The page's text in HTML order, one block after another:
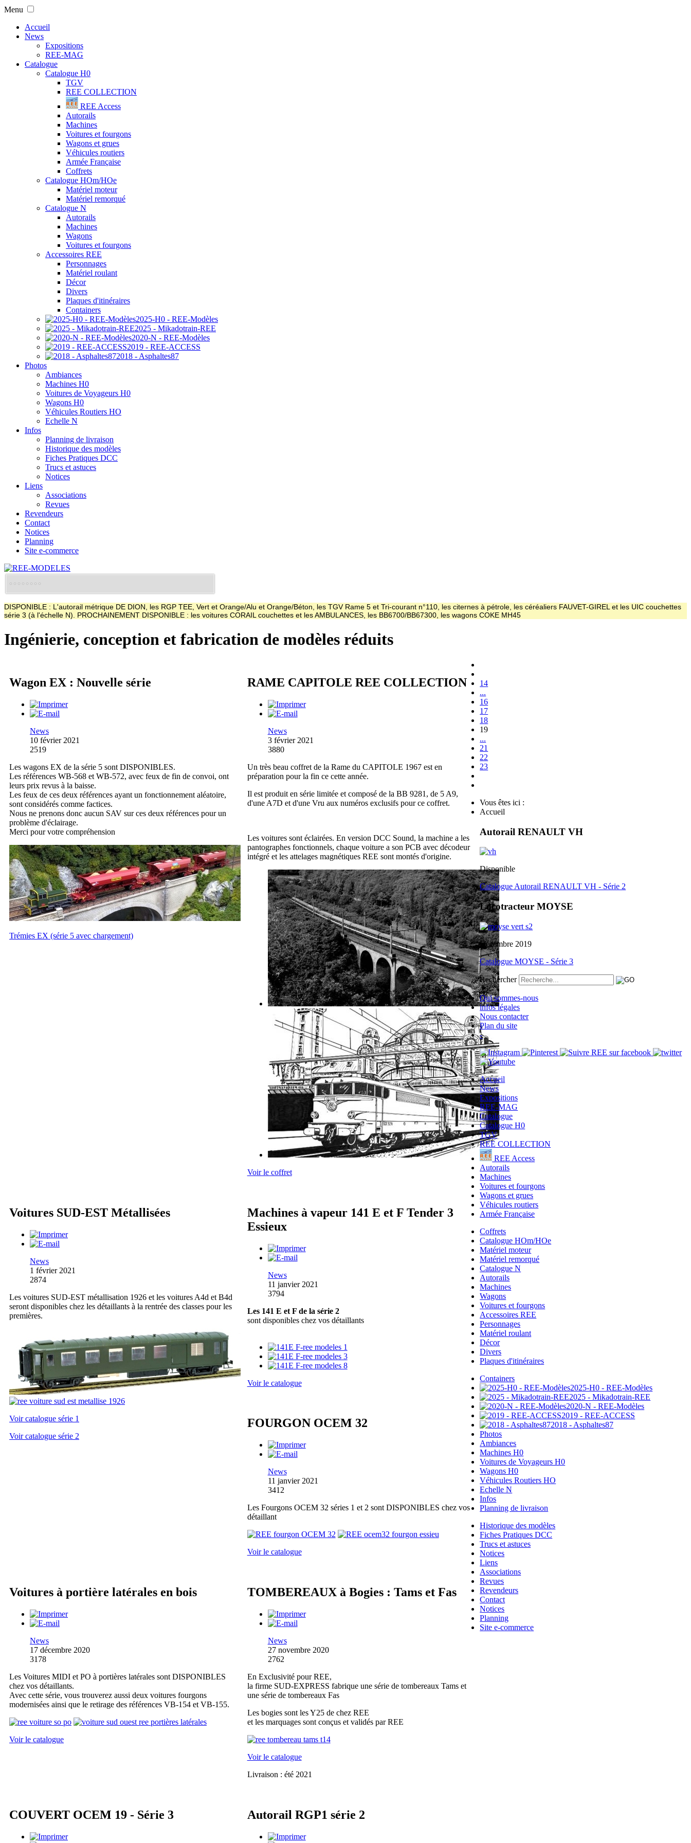
Menu
Accueil
News
Expositions
REE-MAG
Catalogue
Catalogue H0
TGV
REE COLLECTION
REE Access
Autorails
Machines
Voitures et fourgons
Wagons et grues
Véhicules routiers
Armée Française
Coffrets
Catalogue HOm/HOe
Matériel moteur
Matériel remorqué
Catalogue N
Autorails
Machines
Wagons
Voitures et fourgons
Accessoires REE
Personnages
Matériel roulant
Décor
Divers
Plaques d'itinéraires
Containers
2025-H0 - REE-Modèles
2025 - Mikadotrain-REE
2020-N - REE-Modèles
2019 - REE-ACCESS
2018 - Asphaltes87
Photos
Ambiances
Machines H0
Voitures de Voyageurs H0
Wagons H0
Véhicules Routiers HO
Echelle N
Infos
Planning de livraison
Historique des modèles
Fiches Pratiques DCC
Trucs et astuces
Notices
Liens
Associations
Revues
Revendeurs
Contact
Notices
Planning
Site e-commerce
DISPONIBLE : L'autorail métrique DE DION, les RGP TEE, Vert et Orange/Alu et Orange/Béton, les TGV Rame 5 et Tri-courant n°110, les citernes à pétrole, les céréaliers FAUVET-GIREL et les UIC couchettes
série 3 (à l'échelle N). PROCHAINEMENT DISPONIBLE : les voitures CORAIL couchettes et les AMBULANCES, les BB6700/BB67300, les wagons COKE MH45
Ingénierie, conception et fabrication de modèles réduits
Wagon EX : Nouvelle série
News
10 février 2021
2519
Les wagons EX de la série 5 sont DISPONIBLES.
Les références WB-568 et WB-572, avec feux de fin de convoi, ont
leurs prix revus à la baisse.
Les feux de ces deux références ayant un fonctionnement aléatoire,
sont considérés comme factices.
Nous ne prenons donc aucun SAV sur ces deux références pour un
problème d'éclairage.
Merci pour votre compréhension
Trémies EX (série 5 avec chargement)
RAME CAPITOLE REE COLLECTION
News
3 février 2021
3880
Un très beau coffret de la Rame du CAPITOLE 1967 est en
préparation pour la fin ce cette année.
Il est produit en série limitée et composé de la BB 9281, de 5 A9,
d'une A7D et d'une Vru aux numéros exclusifs pour ce coffret.
Les voitures sont éclairées. En version DCC Sound, la machine a les
pantographes fonctionnels, chaque voiture a son PCB avec décodeur
intégré et les attelages magnétiques REE sont montés d'origine.
Voir le coffret
Voitures SUD-EST Métallisées
News
1 février 2021
2874
Les voitures SUD-EST métallisation 1926 et les voitures A4d et B4d
seront disponibles chez les détaillants à la rentrée des classes pour les
premières.
Voir catalogue série 1
Voir catalogue série 2
Machines à vapeur 141 E et F Tender 3
Essieux
News
11 janvier 2021
3794
Les 141 E et F de la série 2
sont disponibles chez vos détaillants
Voir le catalogue
FOURGON OCEM 32
News
11 janvier 2021
3412
Les Fourgons OCEM 32 séries 1 et 2 sont DISPONIBLES chez vos
détaillant
Voir le catalogue
Voitures à portière latérales en bois
News
17 décembre 2020
3178
Les Voitures MIDI et PO à portières latérales sont DISPONIBLES
chez vos détaillants.
Avec cette série, vous trouverez aussi deux voitures fourgons
modernisées ainsi que le retirage des références VB-154 et VB-155.
Voir le catalogue
TOMBEREAUX à Bogies : Tams et Fas
News
27 novembre 2020
2762
En Exclusivité pour REE,
la firme SUD-EXPRESS fabrique une série de tombereaux Tams et
une série de tombereaux Fas
Les bogies sont les Y25 de chez REE
et les marquages sont conçus et validés par REE
Voir le catalogue
Livraison : été 2021
COUVERT OCEM 19 - Série 3 Autorail RGP1 série 2
14
...
16
17
18
19
...
21
22
23
Vous êtes ici :
Accueil
Autorail RENAULT VH
Disponible
Catalogue Autorail RENAULT VH - Série 2
Locotracteur MOYSE
Décembre 2019
Catalogue MOYSE - Série 3
Rechercher
Qui sommes-nous
infos légales
Nous contacter
Plan du site
-
Accueil
News
Expositions
REE-MAG
Catalogue
Catalogue H0
TGV
REE COLLECTION
REE Access
Autorails
Machines
Voitures et fourgons
Wagons et grues
Véhicules routiers
Armée Française
Coffrets
Catalogue HOm/HOe
Matériel moteur
Matériel remorqué
Catalogue N
Autorails
Machines
Wagons
Voitures et fourgons
Accessoires REE
Personnages
Matériel roulant
Décor
Divers
Plaques d'itinéraires
Containers
2025-H0 - REE-Modèles
2025 - Mikadotrain-REE
2020-N - REE-Modèles
2019 - REE-ACCESS
2018 - Asphaltes87
Photos
Ambiances
Machines H0
Voitures de Voyageurs H0
Wagons H0
Véhicules Routiers HO
Echelle N
Infos
Planning de livraison
Historique des modèles
Fiches Pratiques DCC
Trucs et astuces
Notices
Liens
Associations
Revues
Revendeurs
Contact
Notices
Planning
Site e-commerce